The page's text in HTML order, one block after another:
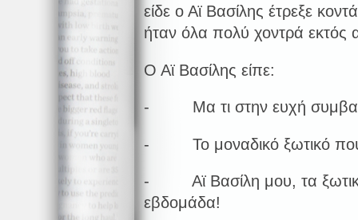
είδε ο Αϊ Βασίλης έτρεξε
ήταν όλα πολύ χοντρά εκτός
Ο Αϊ Βασίλης είπε:
- Μα τι στην ευχή
- Το μοναδικό ξωτικό που
- Αϊ Βασίλη μου, τα
εβδομάδα!